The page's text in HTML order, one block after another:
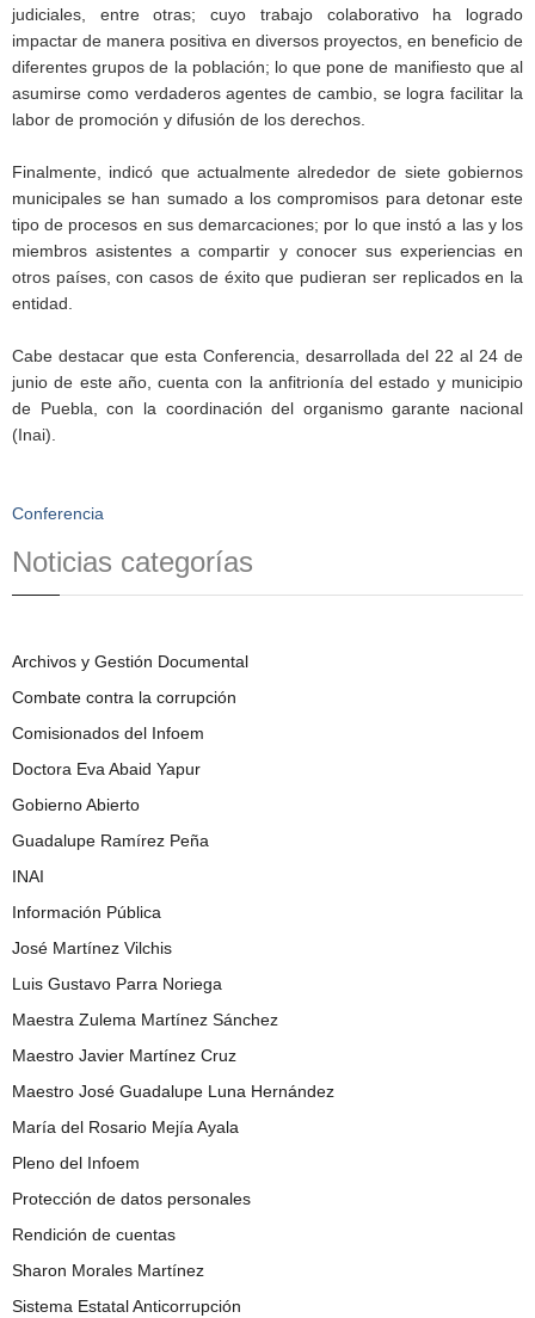
judiciales, entre otras; cuyo trabajo colaborativo ha logrado
impactar de manera positiva en diversos proyectos, en beneficio de
diferentes grupos de la población; lo que pone de manifiesto que al
asumirse como verdaderos agentes de cambio, se logra facilitar la
labor de promoción y difusión de los derechos.
Finalmente, indicó que actualmente alrededor de siete gobiernos
municipales se han sumado a los compromisos para detonar este
tipo de procesos en sus demarcaciones; por lo que instó a las y los
miembros asistentes a compartir y conocer sus experiencias en
otros países, con casos de éxito que pudieran ser replicados en la
entidad.
Cabe destacar que esta Conferencia, desarrollada del 22 al 24 de
junio de este año, cuenta con la anfitrionía del estado y municipio
de Puebla, con la coordinación del organismo garante nacional
(Inai).
Conferencia
Noticias categorías
Archivos y Gestión Documental
Combate contra la corrupción
Comisionados del Infoem
Doctora Eva Abaid Yapur
Gobierno Abierto
Guadalupe Ramírez Peña
INAI
Información Pública
José Martínez Vilchis
Luis Gustavo Parra Noriega
Maestra Zulema Martínez Sánchez
Maestro Javier Martínez Cruz
Maestro José Guadalupe Luna Hernández
María del Rosario Mejía Ayala
Pleno del Infoem
Protección de datos personales
Rendición de cuentas
Sharon Morales Martínez
Sistema Estatal Anticorrupción